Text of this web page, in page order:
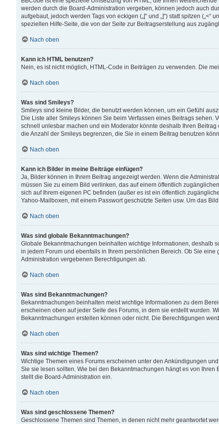
werden durch die Board-Administration vergeben, können jedoch auch
aufgebaut, jedoch werden Tags von eckigen („[“ und „]“) statt spitzen
speziellen Hilfe-Seite, die von der Seite zur Beitragserstellung aus
Nach oben
Kann ich HTML benutzen?
Nein, es ist nicht möglich, HTML-Code in Beiträgen zu verwenden. Die
Nach oben
Was sind Smileys?
Smileys sind kleine Bilder, die benutzt werden können, um ein Gefühl
Die Liste aller Smileys können Sie beim Verfassen eines Beitrags
schnell unlesbar machen und ein Moderator könnte deshalb Ihren
die Anzahl der Smileys begrenzen, die Sie in einem Beitrag benutzen
Nach oben
Kann ich Bilder in meine Beiträge einfügen?
Ja, Bilder können in Ihrem Beitrag angezeigt werden. Wenn die
müssen Sie zu einem Bild verlinken, das auf einem öffentlich
sich auf Ihrem eigenen PC befinden (außer es ist ein öffentlich
Yahoo-Mailboxen, mit einem Passwort geschützte Seiten usw. Um das
Nach oben
Was sind globale Bekanntmachungen?
Globale Bekanntmachungen beinhalten wichtige Informationen, deshalb
in jedem Forum und ebenfalls in Ihrem persönlichen Bereich. Ob Sie
Administration vergebenen Berechtigungen ab.
Nach oben
Was sind Bekanntmachungen?
Bekanntmachungen beinhalten meist wichtige Informationen zu dem
erscheinen oben auf jeder Seite des Forums, in dem sie erstellt wurden.
Bekanntmachungen erstellen können oder nicht. Die Berechtigungen
Nach oben
Was sind wichtige Themen?
Wichtige Themen eines Forums erscheinen unter den Ankündigungen
Sie sie lesen sollten. Wie bei den Bekanntmachungen hängt es von
stellt die Board-Administration ein.
Nach oben
Was sind geschlossene Themen?
Geschlossene Themen sind Themen, in denen nicht mehr geantwortet